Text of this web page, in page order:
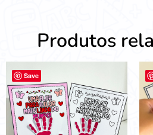
Produtos
Save